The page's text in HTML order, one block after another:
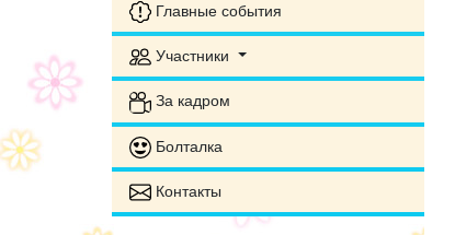
Главные события
Участники
За кадром
Болталка
Контакты